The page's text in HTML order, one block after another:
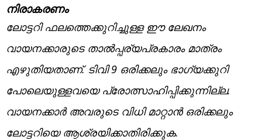
നിരാകരണം
ലോട്ടറി ഫലത്തെക്കുറിച്ചുള്ള ഈ ലേഖനം
വായനക്കാരുടെ താൽപ്പര്യപ്രകാരം മാത്രം
എഴുതിയതാണ്. ടിവി 9 ഒരിക്കലും ഭാഗ്യക്കുറി
പോലെയുള്ളവയെ പ്രോത്സാഹിപ്പിക്കുന്നില്ല.
വായനക്കാർ അവരുടെ വിധി മാറ്റാൻ ഒരിക്കലും
ലോട്ടറിയെ ആശ്രയിക്കാതിരിക്കുക.